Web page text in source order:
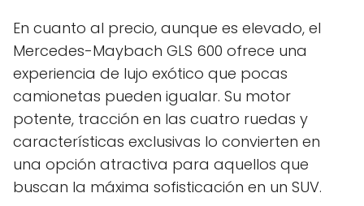
En cuanto al precio, aunque es elevado, el
Mercedes-Maybach GLS 600 ofrece una
experiencia de lujo exótico que pocas
camionetas pueden igualar. Su motor
potente, tracción en las cuatro ruedas y
características exclusivas lo convierten en
una opción atractiva para aquellos que
buscan la máxima sofisticación en un SUV.